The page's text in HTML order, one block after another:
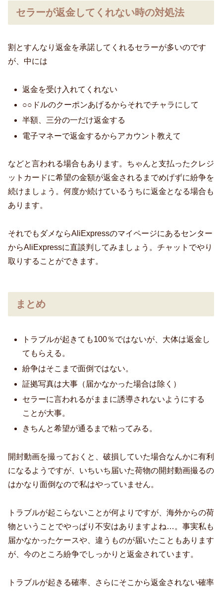
セラーが返金してくれない時の対処法
割とすんなり返金を承諾してくれるセラーが多いのです
が、中には
返金を受け入れてくれない
○○ドルのクーポンあげるからそれでチャラにして
半額、三分の一だけ返金する
電子マネーで返金するからアカウント教えて
などと言われる場合もあります。ちゃんと支払ったクレジ
ットカードに希望の金額が返金されるまでめげずに紛争を
続けましょう。何度か続けているうちに返金となる場合も
あります。
それでもダメならAliExpressのマイページにあるセンター
からAliExpressに直談判してみましょう。チャットでやり
取りすることができます。
まとめ
トラブルが起きても100％ではないが、大体は返金し
てもらえる。
紛争はそこまで面倒ではない。
証拠写真は大事（届かなかった場合は除く）
セラーに言われるがままに誘導されないようにする
ことが大事。
きちんと希望が通るまで粘ってみる。
開封動画を撮っておくと、破損していた場合なんかに有利
になるようですが、いちいち届いた荷物の開封動画撮るの
はかなり面倒なので私はやっていません。
トラブルが起こらないことが何よりですが、海外からの荷
物ということでやっぱり不安はありますよね…。事実私も
届かなかったケースや、違うものが届いたこともあります
が、今のところ紛争でしっかりと返金されています。
トラブルが起きる確率、さらにそこから返金されない確率